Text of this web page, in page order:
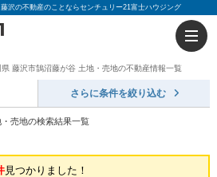
沢の不動産のことならセンチュリー21富士ハウジング
藤沢市鵠沼藤が谷 土地・売地の不動産情報一覧
さらに条件を絞り込む
売地の検索結果一覧
見つかりました！